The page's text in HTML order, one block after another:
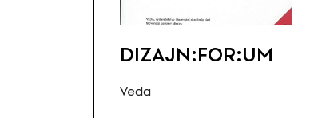
DIZAJN:FOR:UM
Veda